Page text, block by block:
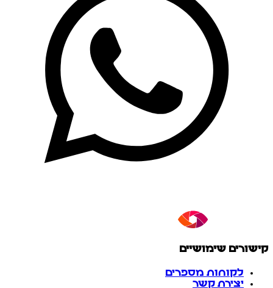
קישורים שימושיים
לקוחות מספרים
יצירת קשר